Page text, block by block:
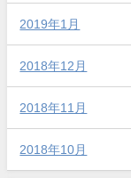
2019年1月
2018年12月
2018年11月
2018年10月